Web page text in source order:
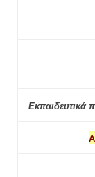
Εκπαιδευτικά